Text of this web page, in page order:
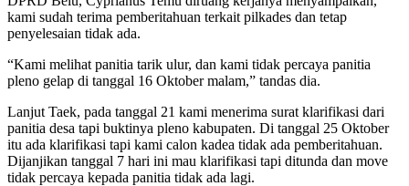
kami sudah terima pemberitahuan terkait pilkades dan tetap
penyelesaian tidak ada.
“Kami melihat panitia tarik ulur, dan kami tidak percaya panitia
pleno gelap di tanggal 16 Oktober malam,” tandas dia.
Lanjut Taek, pada tanggal 21 kami menerima surat klarifikasi dari
panitia desa tapi buktinya pleno kabupaten. Di tanggal 25 Oktober
itu ada klarifikasi tapi kami calon kadea tidak ada pemberitahuan.
Dijanjikan tanggal 7 hari ini mau klarifikasi tapi ditunda dan move
tidak percaya kepada panitia tidak ada lagi.